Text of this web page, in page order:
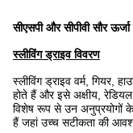
सीएसपी और सीपीवी सौर
स्लीविंग ड्राइव विवरण
स्लीविंग ड्राइव वर्म, गियर,
होते हैं और इसे अक्षीय,
विशेष रूप से उन अनुप्रयोगों के
हैं जहां उच्च सटीकता की